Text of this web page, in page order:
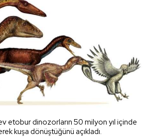
etobur dinozorların 50 milyon yıl içinde
kuşa dönüştüğünü açıkladı.